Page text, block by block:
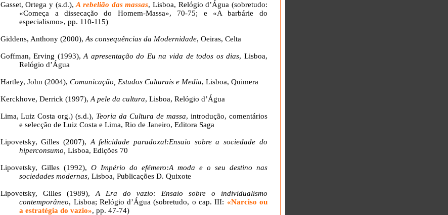
Gasset, Ortega y (s.d.),A rebelião das massas, Lisboa, Relógio d’Água (sobretudo:
«Começa a dissecação do Homem-Massa», 70-75; e «A barbárie do
especialismo», pp. 110-115)
Giddens, Anthony (2000), As consequências da Modernidade, Oeiras, Celta
Goffman, Erving (1993),A apresentação do Eu na vida de todos os dias, Lisboa,
Relógio d’Água
Hartley, John (2004), Comunicação, Estudos Culturais e Media, Lisboa, Quimera
Kerckhove, Derrick (1997), A pele da cultura, Lisboa, Relógio d’Água
Lima, Luiz Costa org.) (s.d.), Teoria da Cultura de massa, introdução, comentários
e selecção de Luiz Costa e Lima, Rio de Janeiro, Editora Saga
Lipovetsky, Gilles (2007), A felicidade paradoxal:Ensaio sobre a sociedade do
hiperconsumo,Lisboa, Edições 70
Lipovetsky, Gilles (1992), O Império do efémero:A moda e o seu destino nas
sociedades modernas, Lisboa, Publicações D. Quixote
Lipovetsky, Gilles (1989), A Era do vazio: Ensaio sobre o individualismo
contemporâneo, Lisboa; Relógio d’Água (sobretudo, o cap. III: «Narciso ou
a estratégia do vazio», pp. 47-74)